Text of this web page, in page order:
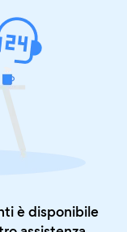
è disponibile